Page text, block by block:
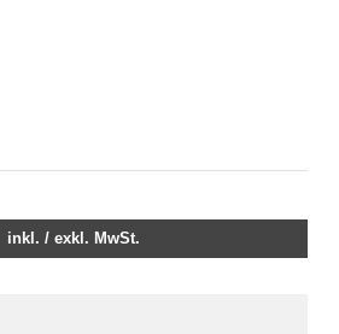
inkl. / exkl. MwSt.